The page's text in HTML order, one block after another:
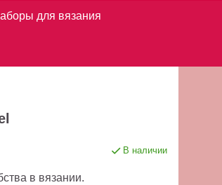
для вязания
В наличии
в вязании.